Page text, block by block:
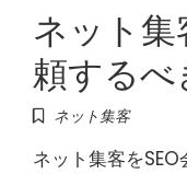
ネット集
頼するべ
ネット集客
ネット集客を